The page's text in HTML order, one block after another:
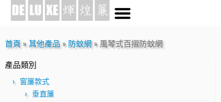
首頁 » 其他產品 » 防蚊網 » 風琴式百摺防蚊網
產品類別
窗簾款式
垂直簾